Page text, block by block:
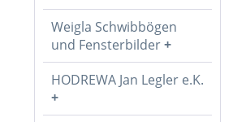
Weigla Schwibbögen
und Fensterbilder
HODREWA Jan Legler e.K.